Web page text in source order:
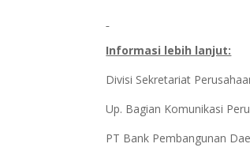
Informasi lebih lanjut:
Divisi Sekretariat
Up. Bagian Komunikasi
PT Bank Pembangunan